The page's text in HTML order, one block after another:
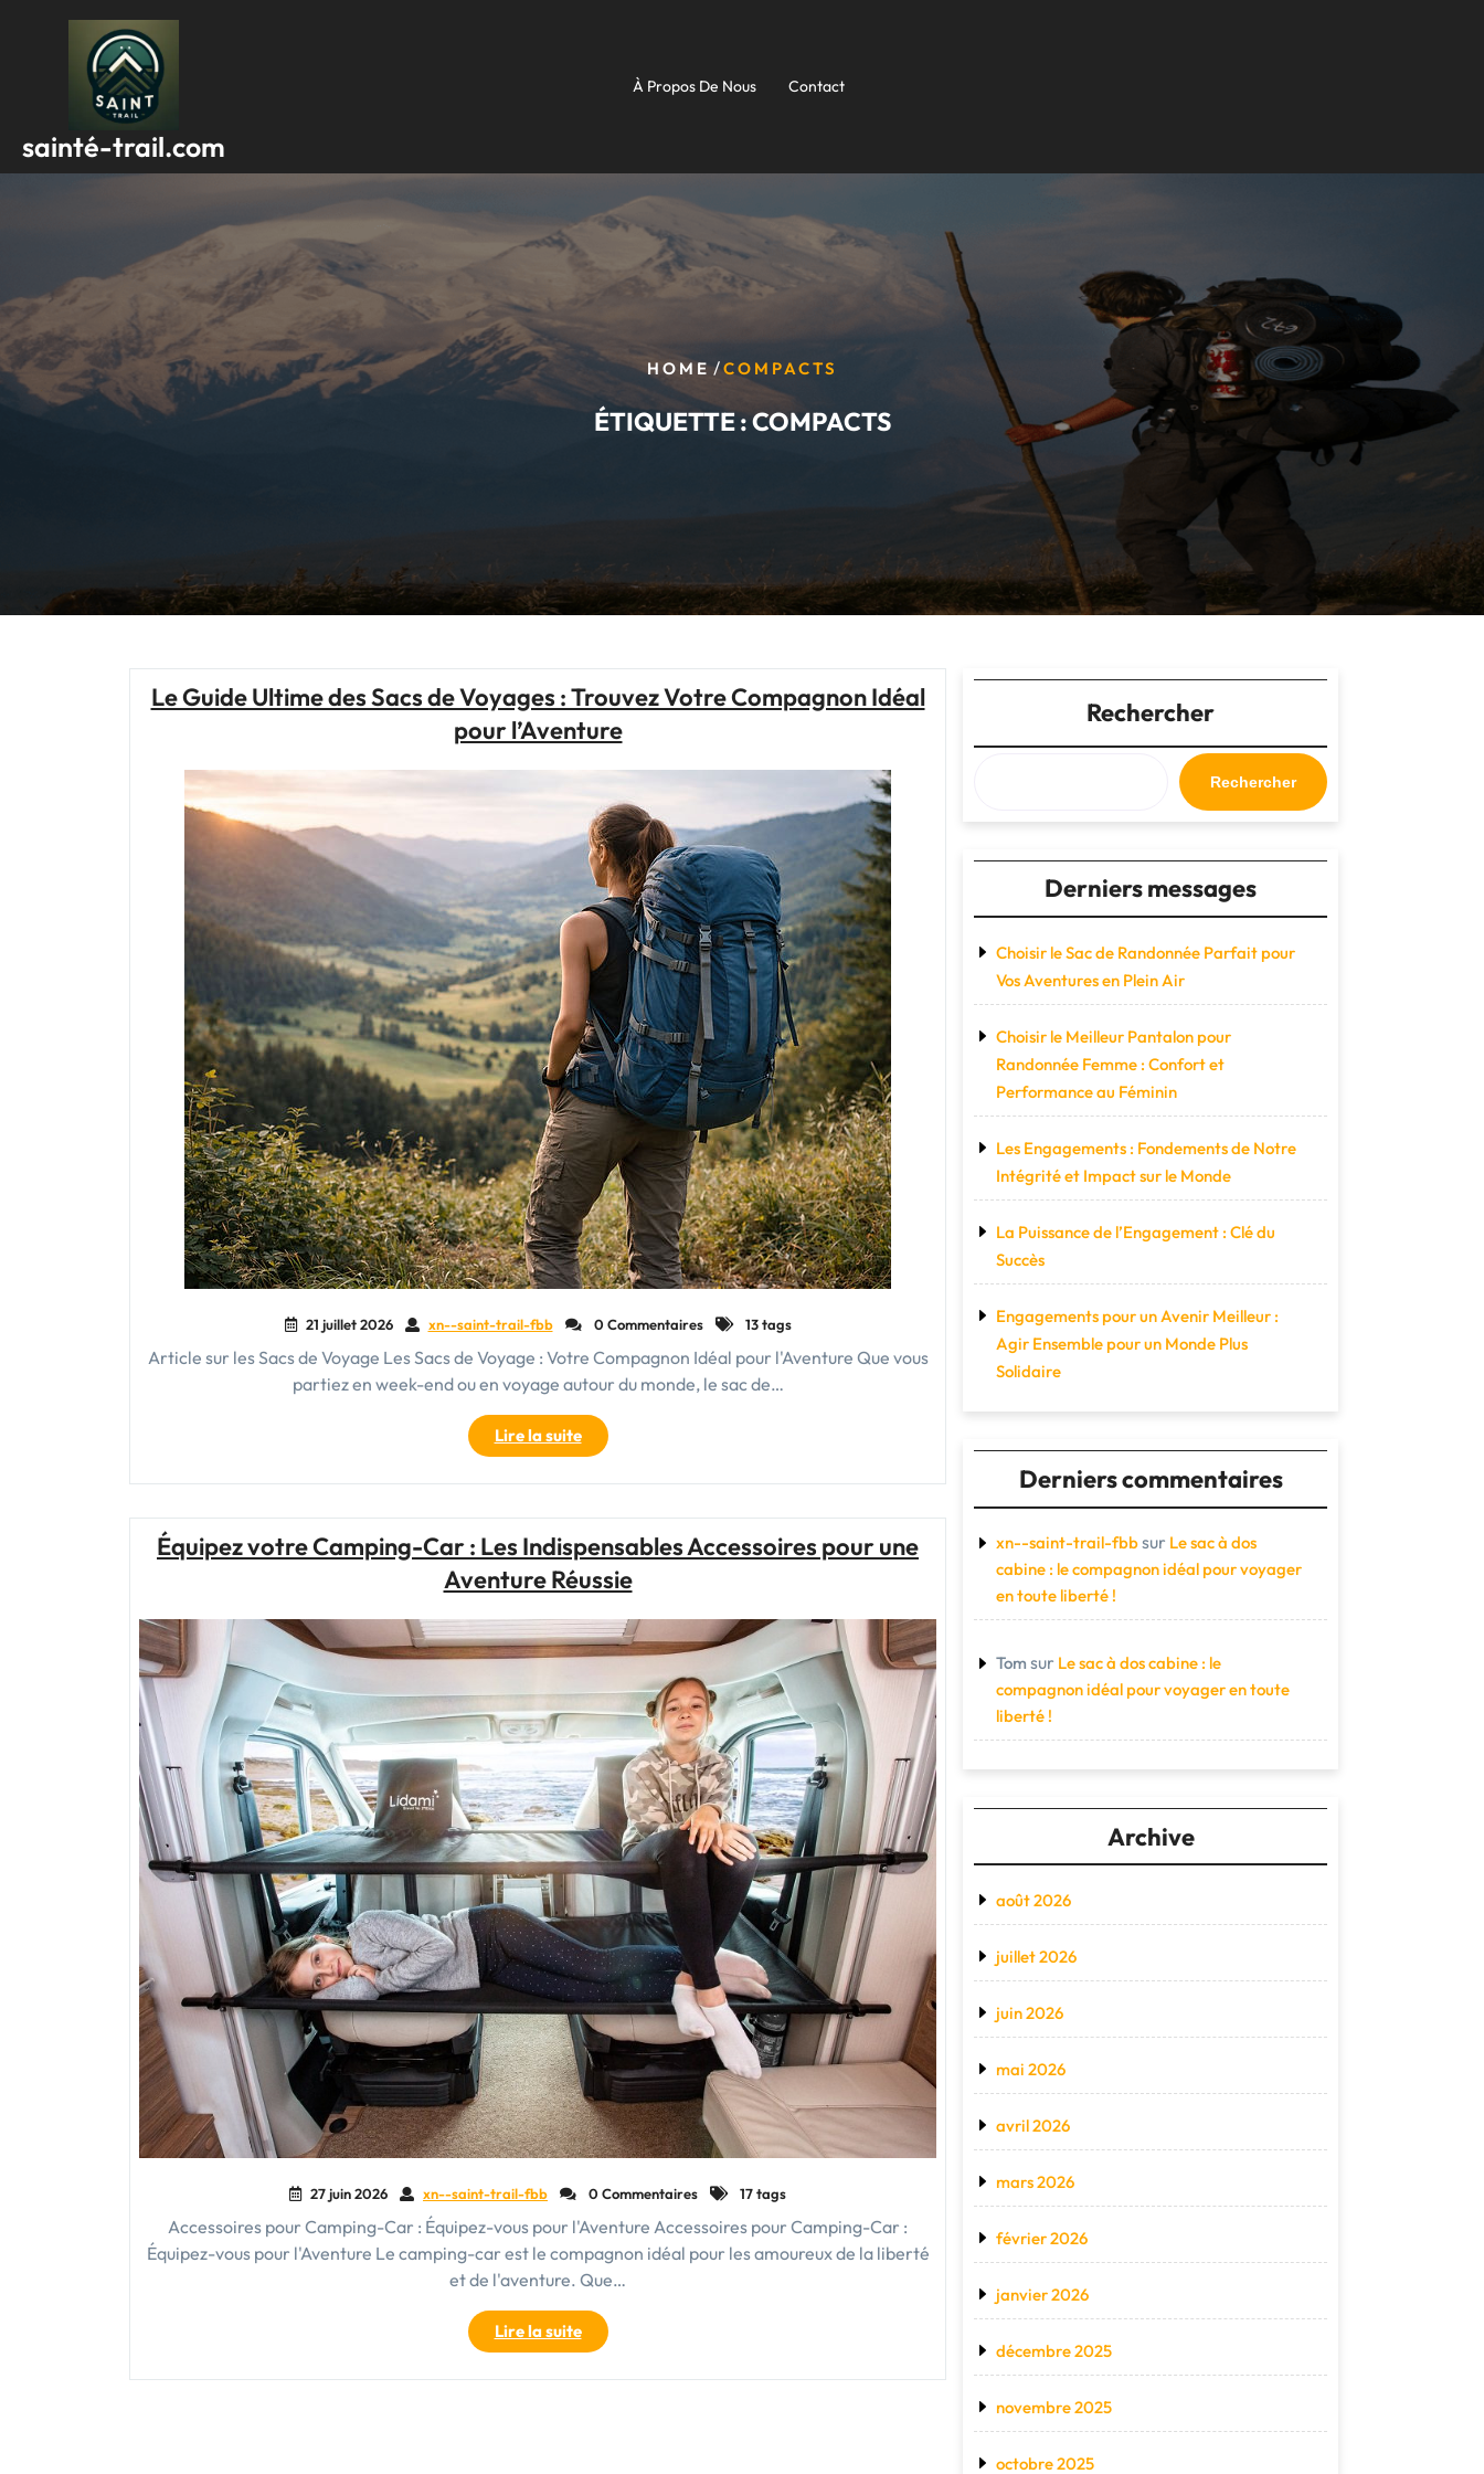
sainté-trail.com
À Propos De Nous Contact
HOME/COMPACTS
ÉTIQUETTE :COMPACTS
Le Guide Ultime des Sacs de Voyages : Trouvez Votre Compagnon Idéal
pour l’Aventure
21 juillet 2026 xn--saint-trail-fbb 0 Commentaires 13 tags
Article sur les Sacs de Voyage Les Sacs de Voyage : Votre Compagnon Idéal pour l'Aventure Que vous
partiez en week-end ou en voyage autour du monde, le sac de…
Lire la suite"Le
Guide
Ultime
de
Voyages
Trouvez
Votre
Compagnon
Idéal
pour
l’Aventure"
Équipez votre Camping-Car : Les Indispensables Accessoires pour une
Aventure Réussie
27 juin 2026 xn--saint-trail-fbb 0 Commentaires 17 tags
Accessoires pour Camping-Car : Équipez-vous pour l'Aventure Accessoires pour Camping-Car :
Équipez-vous pour l'Aventure Le camping-car est le compagnon idéal pour les amoureux de la liberté
et de l'aventure. Que…
Lire la suite"Équipez
votre
Camping-
Rechercher
Rechercher
Derniers messages
Choisir le Sac de Randonnée Parfait pour
Vos Aventures en Plein Air
Choisir le Meilleur Pantalon pour
Randonnée Femme : Confort et
Performance au Féminin
Les Engagements : Fondements de Notre
Intégrité et Impact sur le Monde
La Puissance de l’Engagement : Clé du
Succès
Engagements pour un Avenir Meilleur :
Agir Ensemble pour un Monde Plus
Solidaire
Derniers commentaires
xn--saint-trail-fbbsur Le sac à dos
cabine : le compagnon idéal pour voyager
en toute liberté !
Tom sur Le sac à dos cabine : le
compagnon idéal pour voyager en toute
liberté !
Archive
août 2026
juillet 2026
juin 2026
mai 2026
avril 2026
mars 2026
février 2026
janvier 2026
décembre 2025
novembre 2025
octobre 2025